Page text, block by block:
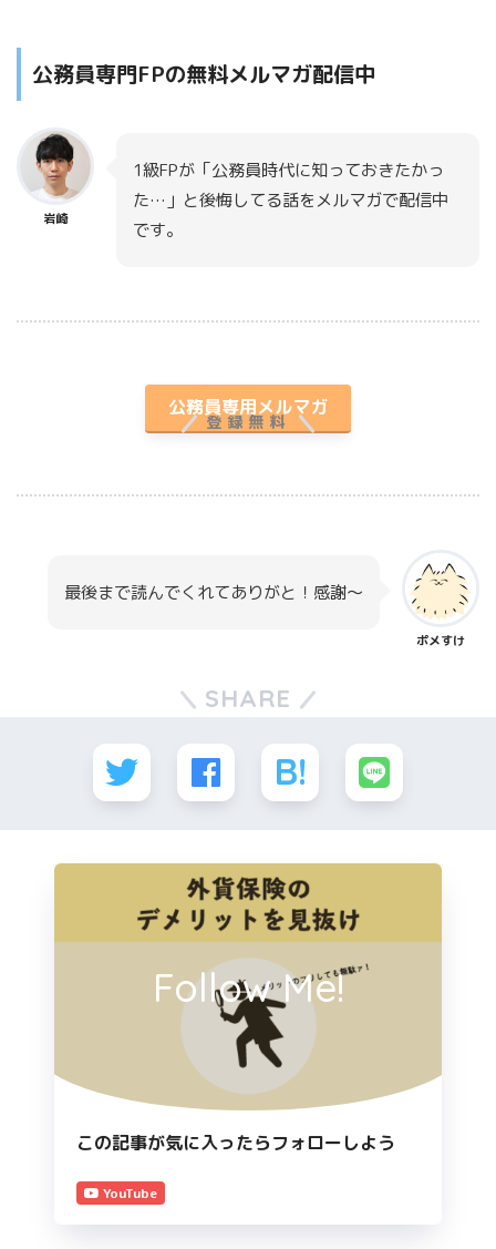
公務員専門FPの無料メルマガ配信中
岩崎
1級FPが「公務員時代に知っておきたかっ
た…」と後悔してる話をメルマガで配信中
です。
プレゼント付き
公務員専用メルマガ
登録無料
ポメすけ
最後まで読んでくれてありがと！感謝～
SHARE
Follow Me!
この記事が気に入ったらフォローしよう
YouTube